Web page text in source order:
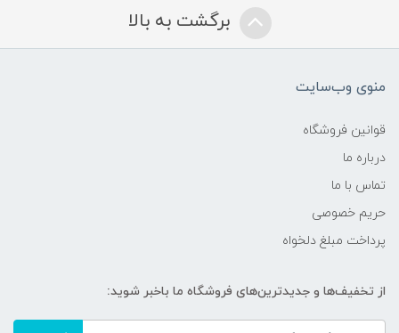
برگشت به بالا
منوی وب‌سایت
قوانین فروشگاه
درباره ما
تماس با ما
حریم خصوصی
پرداخت مبلغ دلخواه
از تخفیف‌ها و جدیدترین‌های فروشگاه ما باخبر شوید: